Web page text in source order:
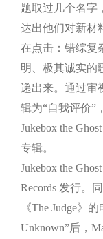
题取过几个名字
达出他们对新材
在点击：错综复
明、极其诚实的
递出来。通过
辑为“自我评价
Jukebox the
专辑。
Jukebox the
Records 发行。
《The Judge》
Unknown”后，